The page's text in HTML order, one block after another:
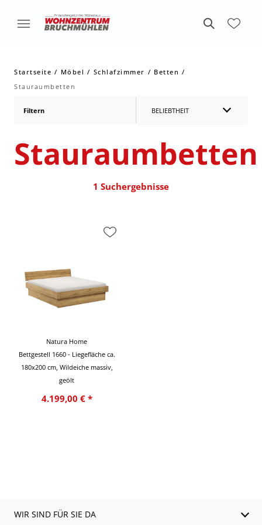
Startseite Möbel Schlafzimmer
Betten
Stauraumbetten
Filtern BELIEBTHEIT
Stauraumbetten
1 Suchergebnisse
Natura Home
Bettgestell 1660 - Liegefläche ca.
180x200 cm, Wildeiche massiv,
geölt
4.199,00 € *
WIR SIND FÜR SIE DA